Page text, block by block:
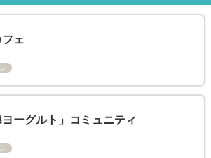
ェ
ヨーグルト」コミュニティ